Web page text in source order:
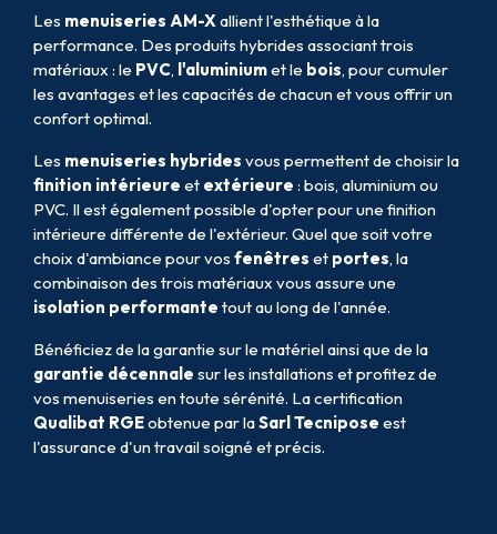
Les menuiseries AM-X allient l'esthétique à la
performance. Des produits hybrides associant trois
matériaux : le PVC, l'aluminiumet le bois, pour cumuler
les avantages et les capacités de chacun et vous offrir un
confort optimal.
Les menuiseries hybrides vous permettent de choisir la
finition intérieure et extérieure : bois, aluminium ou
PVC. Il est également possible d'opter pour une finition
intérieure différente de l'extérieur. Quel que soit votre
choix d'ambiance pour vos fenêtres et portes, la
combinaison des trois matériaux vous assure une
isolation performante tout au long de l'année.
Bénéficiez de la garantie sur le matériel ainsi que de la
garantie décennale sur les installations et profitez de
vos menuiseries en toute sérénité. La certification
Qualibat RGEobtenue par laSarl Tecnipose est
l'assurance d'un travail soigné et précis.